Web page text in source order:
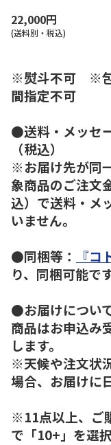
22,000円
(送料別・税込)
※熨斗不可 ※
間指定不可
●送料・メッセ
（税込）
※お届け先が同
象商品のご注文
込）で送料・メ
いません。
●同梱等：
『コ
り、同梱可能です
●お届けについ
商品はお申込み
します。
※天候や注文状
場合、お届けに
※11点以上、ご
で「10+」を選